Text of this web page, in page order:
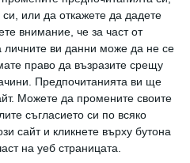
или да откажете да дадете
внимание, че за част от
личните ви данни може да не се
право да възразите срещу
Предпочитанията ви ще
Можете да промените своите
съгласието си по всяко
сайт и кликнете върху бутона
на уеб страницата.
след като са я видели
предаване или в
интересни
на новото поколение